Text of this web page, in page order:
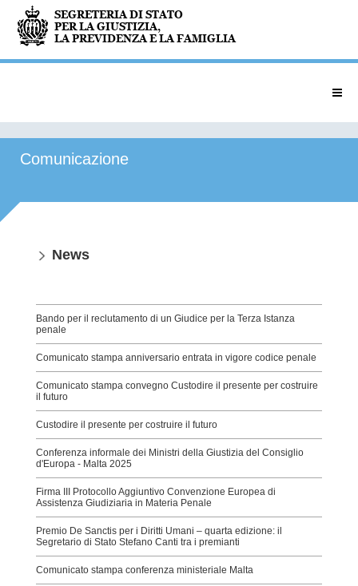
Comunicazione
News
Bando per il reclutamento di un Giudice per la Terza Istanza
penale
Comunicato stampa anniversario entrata in vigore codice penale
Comunicato stampa convegno Custodire il presente per costruire
il futuro
Custodire il presente per costruire il futuro
Conferenza informale dei Ministri della Giustizia del Consiglio
d'Europa - Malta 2025
Firma III Protocollo Aggiuntivo Convenzione Europea di
Assistenza Giudiziaria in Materia Penale
Premio De Sanctis per i Diritti Umani – quarta edizione: il
Segretario di Stato Stefano Canti tra i premianti
Comunicato stampa conferenza ministeriale Malta